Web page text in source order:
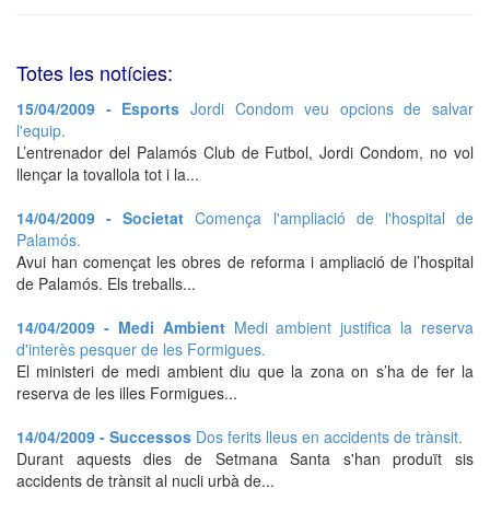
Totes les notícies:
15/04/2009 - Esports Jordi Condom veu opcions de salvar
l'equip.
L’entrenador del Palamós Club de Futbol, Jordi Condom, no vol
llençar la tovallola tot i la...
14/04/2009 - SocietatComença l'ampliació de l'hospital de
Palamós.
Avui han començat les obres de reforma i ampliació de l’hospital
de Palamós. Els treballs...
14/04/2009 - Medi Ambient Medi ambient justifica la reserva
d'interès pesquer de les Formigues.
El ministeri de medi ambient diu que la zona on s’ha de fer la
reserva de les illes Formigues...
14/04/2009 - Successos Dos ferits lleus en accidents de trànsit.
Durant aquests dies de Setmana Santa s'han produït sis
accidents de trànsit al nucli urbà de...